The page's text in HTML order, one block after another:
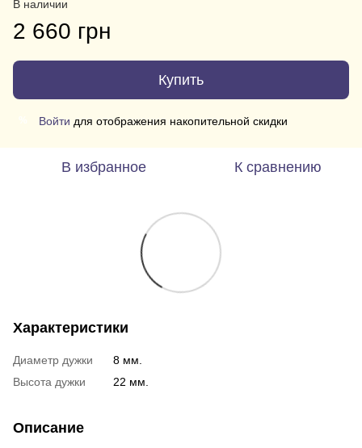
В наличии
2 660 грн
Купить
Войти для отображения накопительной скидки
В избранное К сравнению
Характеристики
Диаметр дужки
8 мм.
Высота дужки
22 мм.
Описание